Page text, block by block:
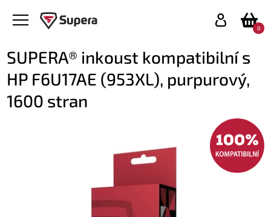
0
SUPERA® inkoust kompatibilní s
HP F6U17AE (953XL), purpurový,
1600 stran